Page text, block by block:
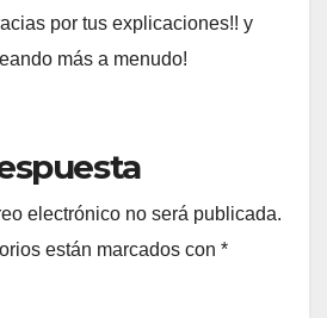
por tus explicaciones!! y
más a menudo!
electrónico no será publicada.
están marcados con *